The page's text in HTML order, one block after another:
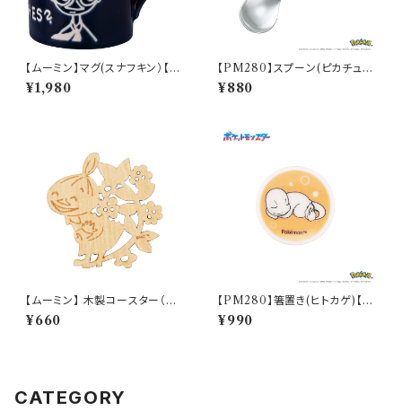
【ムーミン】マグ(スナフキン）【M
M9000】MM9003-11
¥1,980
【PM280】スプーン(ピカチュ
ウ)【Daily Sketch】PM284-8
50
¥880
【ムーミン】 木製コースター（リト
ルミイ）【木製コースター】
¥660
【PM280】箸置き(ヒトカゲ)【D
aily Sketch】PM282-402
¥990
CATEGORY